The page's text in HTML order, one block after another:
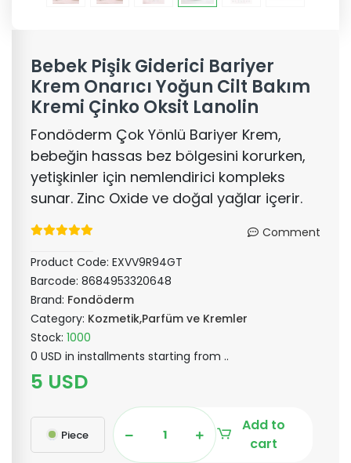
Bebek Pişik Giderici Bariyer
Krem Onarıcı Yoğun Cilt Bakım
Kremi Çinko Oksit Lanolin
Fondöderm Çok Yönlü Bariyer Krem,
bebeğin hassas bez bölgesini korurken,
yetişkinler için nemlendirici kompleks
sunar. Zinc Oxide ve doğal yağlar içerir.
Comment
Product Code: EXVV9R94GT
Barcode: 8684953320648
Brand: Fondöderm
Category: Kozmetik,Parfüm ve Kremler
Stock: 1000
0 USD in installments starting from ..
5 USD
Piece
Add to
cart